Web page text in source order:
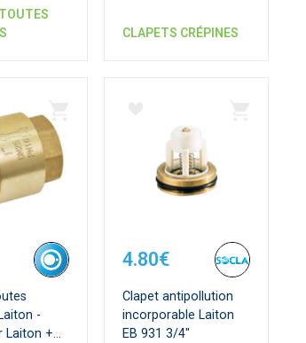
CLAPETS CRÉPINES
-
Laiton +
4.80€
Clapet antipollution
incorporable Laiton
EB 931 3/4"